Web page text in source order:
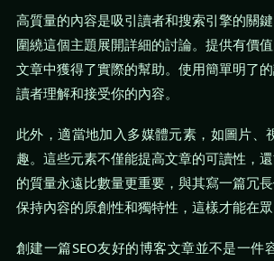
高質量的內容是吸引讀者和搜索引擎的關
圍繞這個主題展開詳細的討論。提供有價
文章中獲得了實際的幫助。使用簡單明了
讀者理解和接受你的內容。
此外，適當地加入多媒體元素，如圖片
趣。這些元素不僅能提高文章的可讀性，
的質量永遠比數量更重要，與其寫一篇冗
保持內容的原創性和獨特性，這樣才能在眾
創建一篇SEO友好的博客文章並不是一